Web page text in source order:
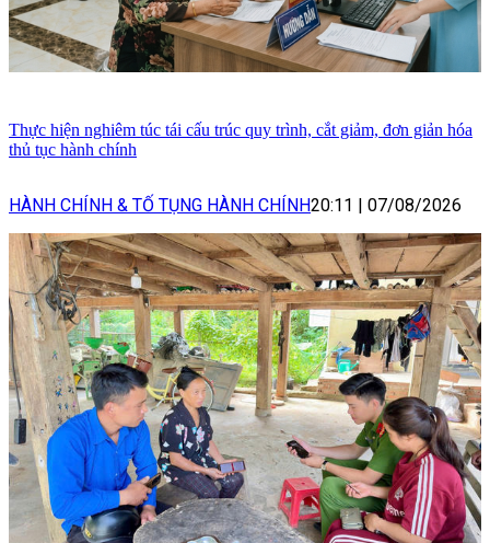
Thực hiện nghiêm túc tái cấu trúc quy trình, cắt giảm, đơn giản hóa
thủ tục hành chính
HÀNH CHÍNH & TỐ TỤNG HÀNH CHÍNH20:11 07/08/2026